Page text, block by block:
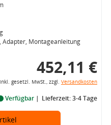
Adapter, Montageanleitung
452,11 €
inkl. gesetzl. MwSt., zzgl. Versandkosten
Verfügbar Lieferzeit: 3-4 Tage